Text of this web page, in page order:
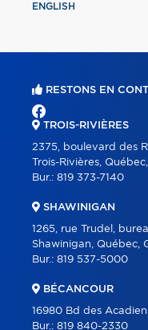
ENGLISH
RESTONS EN
TROIS-RIVIÈRES
2375, boulevard des
Trois-Rivières,
Bur.: 819 373-7140
SHAWINIGAN
1265, rue Trudel,
Shawinigan, Québec,
Bur.: 819 537-5000
BÉCANCOUR
16980 Bd des
Bur.: 819 840-2330